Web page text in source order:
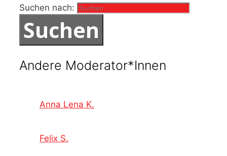
Suchen nach:
Andere Moderator*Innen
Anna Lena K.
Felix S.